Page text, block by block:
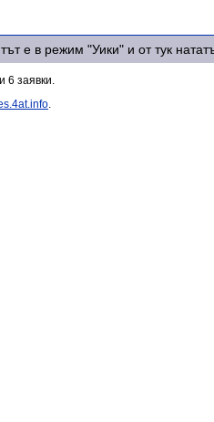
е в режим "Уики" и от тук
6 заявки.
.